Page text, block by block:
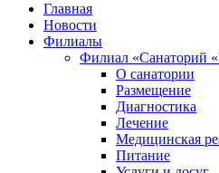
Главная
Новости
Филиалы
Филиал «Санаторий
О санатории
Размещение
Диагностика
Лечение
Медицинская
Питание